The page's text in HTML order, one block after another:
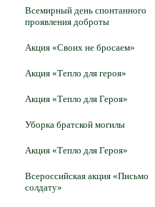
Всемирный день спонтанного
проявления доброты
Акция «Своих не бросаем»
Акция «Тепло для героя»
Акция «Тепло для Героя»
Уборка братской могилы
Акция «Тепло для Героя»
Всероссийская акция «Письмо
солдату»